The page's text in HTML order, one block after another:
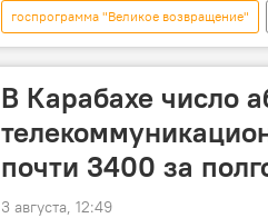
госпрограмма "Великое возвращение"
переселенцы
Ходжавенд
В Карабахе число
почти 3400 за
3 августа, 12:49